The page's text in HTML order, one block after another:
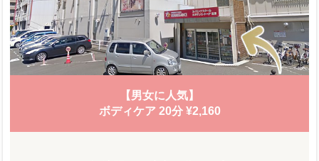
【男女に人気】
ボディケア 20分 ¥2,160